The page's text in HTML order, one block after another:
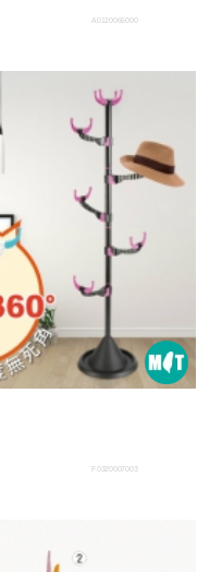
A0120066000
F0320007003